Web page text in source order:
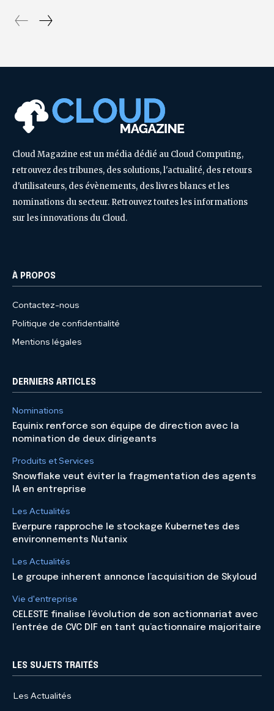
Cloud Magazine est un média dédié au Cloud Computing,
retrouvez des tribunes, des solutions, l'actualité, des retours
d'utilisateurs, des évènements, des livres blancs et les
nominations du secteur. Retrouvez toutes les informations
sur les innovations du Cloud.
À PROPOS
Contactez-nous
Politique de confidentialité
Mentions légales
DERNIERS ARTICLES
Nominations
Equinix renforce son équipe de direction avec la
nomination de deux dirigeants
Produits et Services
Snowflake veut éviter la fragmentation des agents
IA en entreprise
Les Actualités
Everpure rapproche le stockage Kubernetes des
environnements Nutanix
Les Actualités
Le groupe inherent annonce l’acquisition de Skyloud
Vie d'entreprise
CELESTE finalise l’évolution de son actionnariat avec
l’entrée de CVC DIF en tant qu’actionnaire majoritaire
LES SUJETS TRAITÉS
Les Actualités